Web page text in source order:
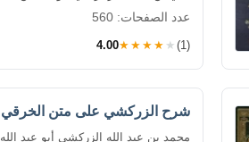
عدد الصفحات: 560
4.00★★★★★ (1)
شرح الزركشي على متن الخرقي
محمد بن عبد الله الزركشي أبو عبد الله